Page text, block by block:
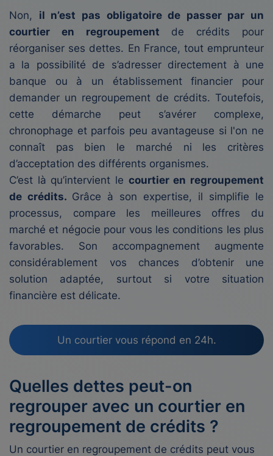
Non, il n’est pas obligatoire de passer par un
courtier en regroupement de crédits pour
réorganiser ses dettes. En France, tout emprunteur
a la possibilité de s’adresser directement à une
banque ou à un établissement financier pour
demander un regroupement de crédits. Toutefois,
cette démarche peut s’avérer complexe,
chronophage et parfois peu avantageuse si l'on ne
connaît pas bien le marché ni les critères
d’acceptation des différents organismes.
C’est là qu’intervient le courtier en regroupement
de crédits. Grâce à son expertise, il simplifie le
processus, compare les meilleures offres du
marché et négocie pour vous les conditions les plus
favorables. Son accompagnement augmente
considérablement vos chances d’obtenir une
solution adaptée, surtout si votre situation
financière est délicate.
Un courtier vous répond en 24h.
Quelles dettes peut-on
regrouper avec un courtier en
regroupement de crédits ?
Un courtier en regroupement de crédits peut vous